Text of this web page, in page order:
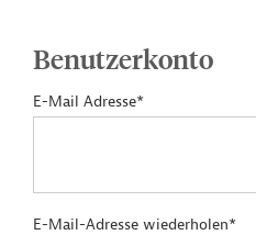
Benutzerkonto
E-Mail Adresse*
E-Mail-Adresse wiederholen*